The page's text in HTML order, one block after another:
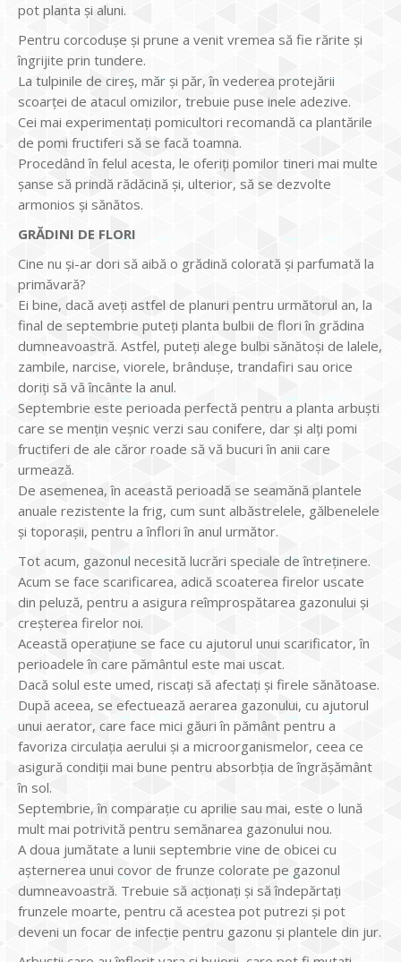
pot planta și aluni.
Pentru corcodușe și prune a venit vremea să fie rărite și
îngrijite prin tundere.
La tulpinile de cireș, măr și păr, în vederea protejării
scoarței de atacul omizilor, trebuie puse inele adezive.
Cei mai experimentați pomicultori recomandă ca plantările
de pomi fructiferi să se facă toamna.
Procedând în felul acesta, le oferiți pomilor tineri mai multe
șanse să prindă rădăcină și, ulterior, să se dezvolte
armonios și sănătos.
GRĂDINI DE FLORI
Cine nu și-ar dori să aibă o grădină colorată și parfumată la
primăvară?
Ei bine, dacă aveți astfel de planuri pentru următorul an, la
final de septembrie puteți planta bulbii de flori în grădina
dumneavoastră. Astfel, puteți alege bulbi sănătoși de lalele,
zambile, narcise, viorele, brândușe, trandafiri sau orice
doriți să vă încânte la anul.
Septembrie este perioada perfectă pentru a planta arbuști
care se mențin veșnic verzi sau conifere, dar și alți pomi
fructiferi de ale căror roade să vă bucuri în anii care
urmează.
De asemenea, în această perioadă se seamănă plantele
anuale rezistente la frig, cum sunt albăstrelele, gălbenelele
și toporașii, pentru a înflori în anul următor.
Tot acum, gazonul necesită lucrări speciale de întreținere.
Acum se face scarificarea, adică scoaterea firelor uscate
din peluză, pentru a asigura reîmprospătarea gazonului și
creșterea firelor noi.
Această operațiune se face cu ajutorul unui scarificator, în
perioadele în care pământul este mai uscat.
Dacă solul este umed, riscați să afectați și firele sănătoase.
După aceea, se efectuează aerarea gazonului, cu ajutorul
unui aerator, care face mici găuri în pământ pentru a
favoriza circulația aerului și a microorganismelor, ceea ce
asigură condiții mai bune pentru absorbția de îngrășământ
în sol.
Septembrie, în comparație cu aprilie sau mai, este o lună
mult mai potrivită pentru semănarea gazonului nou.
A doua jumătate a lunii septembrie vine de obicei cu
așternerea unui covor de frunze colorate pe gazonul
dumneavoastră. Trebuie să acționați și să îndepărtați
frunzele moarte, pentru că acestea pot putrezi și pot
deveni un focar de infecție pentru gazonu și plantele din jur.